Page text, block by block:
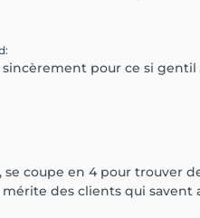
:
sincèrement pour ce si
se coupe en 4 pour trouver
des clients qui